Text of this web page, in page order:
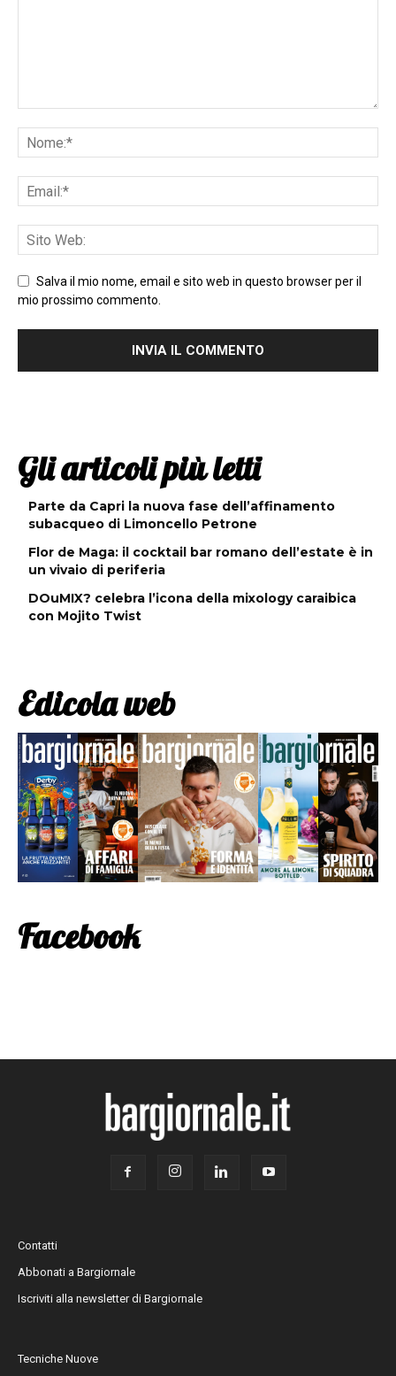
Salva il mio nome, email e sito web in questo browser per il
mio prossimo commento.
Gli articoli più letti
Parte da Capri la nuova fase dell’affinamento
subacqueo di Limoncello Petrone
Flor de Maga: il cocktail bar romano dell’estate è in
un vivaio di periferia
DOuMIX? celebra l’icona della mixology caraibica
con Mojito Twist
Edicola web
Facebook
Contatti
Abbonati a Bargiornale
Iscriviti alla newsletter di Bargiornale
Tecniche Nuove